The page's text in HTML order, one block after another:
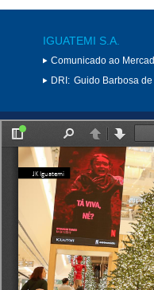
IGUATEMI S.A.
Comunicado ao
DRI: Guido Barbosa